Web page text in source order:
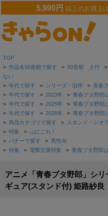
5,990円 以上のお買上
TOP
> 作品名50音順で探す > 50音順 さ行 >
ない
> 年代で探す > シリーズ・旧作 > 青春
> 年代で探す > 2023年 > 青春ブタ野郎
> 年代で探す > 2025年 > 青春ブタ野郎
> 年代で探す > 2026年 > 青春ブタ野郎
> 商品カテゴリで探す > スタンド・ジオ
> 特集 > ぷにこれ！
> バナーで探す > 男性向
> 特集 > 電撃文庫特集 > 青春ブタ野郎
アニメ「青春ブタ野郎」シ
ギュア(スタンド付) 姫路紗良